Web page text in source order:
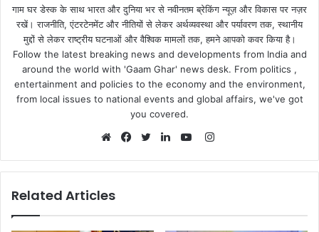
गाम घर डेस्क के साथ भारत और दुनिया भर से नवीनतम ब्रेकिंग न्यूज़ और विकास पर नज़र
रखें। राजनीति, एंटरटेनमेंट और नीतियों से लेकर अर्थव्यवस्था और पर्यावरण तक, स्थानीय
मुद्दों से लेकर राष्ट्रीय घटनाओं और वैश्विक मामलों तक, हमने आपको कवर किया है।
Follow the latest breaking news and developments from India and
around the world with 'Gaam Ghar' news desk. From politics ,
entertainment and policies to the economy and the environment,
from local issues to national events and global affairs, we've got
you covered.
Instagram
Related Articles